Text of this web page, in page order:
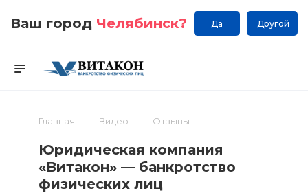
Ваш город Челябинск? Да Другой
Главная Видео Отзывы
Юридическая компания
«Витакон» — банкротство
физических лиц